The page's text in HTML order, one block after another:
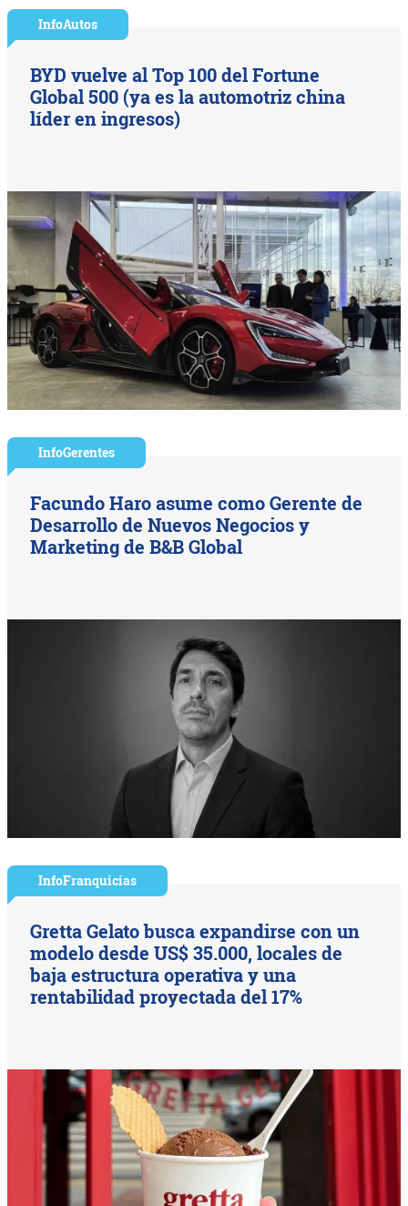
InfoAutos
BYD vuelve al Top 100 del Fortune
Global 500 (ya es la automotriz china
líder en ingresos)
InfoGerentes
Facundo Haro asume como Gerente de
Desarrollo de Nuevos Negocios y
Marketing de B&B Global
InfoFranquicias
Gretta Gelato busca expandirse con un
modelo desde US$ 35.000, locales de
baja estructura operativa y una
rentabilidad proyectada del 17%